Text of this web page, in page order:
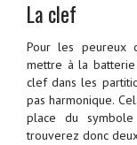
La clef
Pour les peureux
mettre à la
clef dans les
pas harmonique.
place du
trouverez donc